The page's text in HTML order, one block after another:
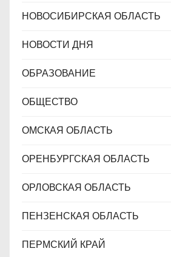
НОВОСИБИРСКАЯ ОБЛАСТЬ
НОВОСТИ ДНЯ
ОБРАЗОВАНИЕ
ОБЩЕСТВО
ОМСКАЯ ОБЛАСТЬ
ОРЕНБУРГСКАЯ ОБЛАСТЬ
ОРЛОВСКАЯ ОБЛАСТЬ
ПЕНЗЕНСКАЯ ОБЛАСТЬ
ПЕРМСКИЙ КРАЙ